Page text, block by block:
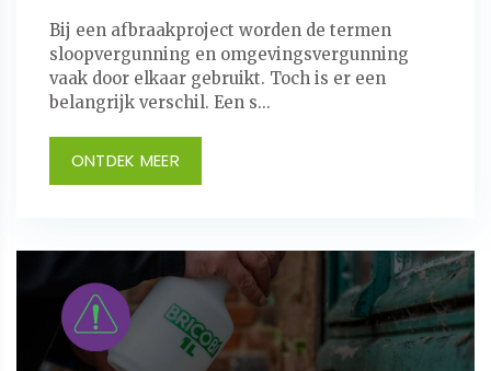
Bij een afbraakproject worden de termen
sloopvergunning en omgevingsvergunning
vaak door elkaar gebruikt. Toch is er een
belangrijk verschil. Een s...
ONTDEK MEER